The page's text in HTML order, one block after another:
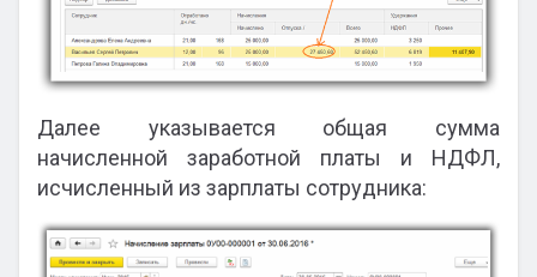
Далее указывается общая сумма
начисленной заработной платы и НДФЛ,
исчисленный из зарплаты сотрудника: